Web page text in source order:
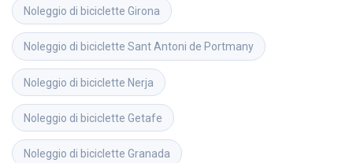
Noleggio di biciclette Girona
Noleggio di biciclette Sant Antoni de Portmany
Noleggio di biciclette Nerja
Noleggio di biciclette Getafe
Noleggio di biciclette Granada